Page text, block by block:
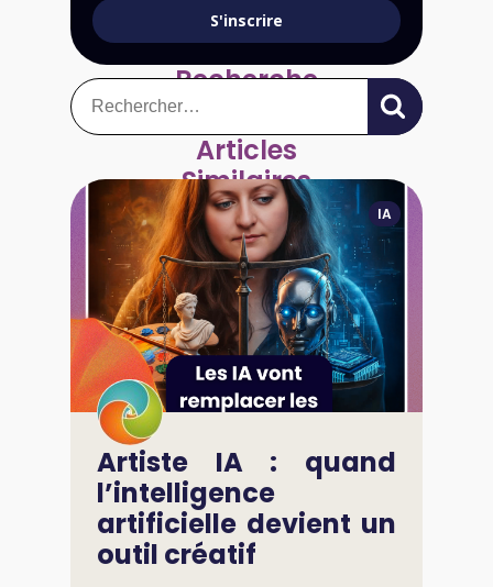
S'inscrire
Recherche
Rechercher :
Articles
Similaires
IA
Artiste IA : quand
l’intelligence
artificielle devient un
outil créatif